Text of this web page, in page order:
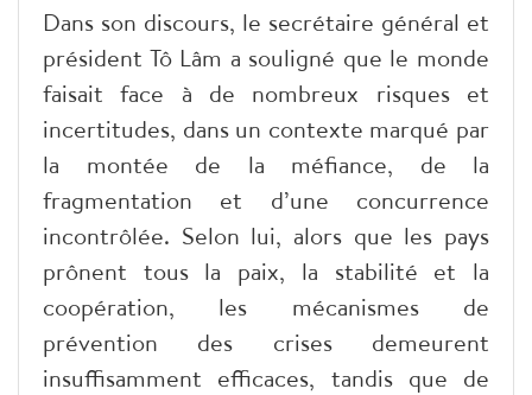
Dans son discours, le secrétaire général et
président Tô Lâm a souligné que le monde
faisait face à de nombreux risques et
incertitudes, dans un contexte marqué par
la montée de la méfiance, de la
fragmentation et d’une concurrence
incontrôlée. Selon lui, alors que les pays
prônent tous la paix, la stabilité et la
coopération, les mécanismes de
prévention des crises demeurent
insuffisamment efficaces, tandis que de